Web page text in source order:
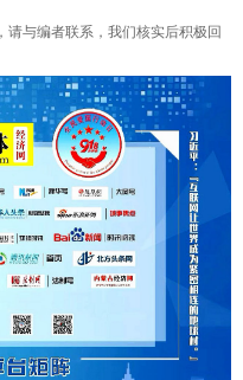
请与编者联系，我们核实后积极回